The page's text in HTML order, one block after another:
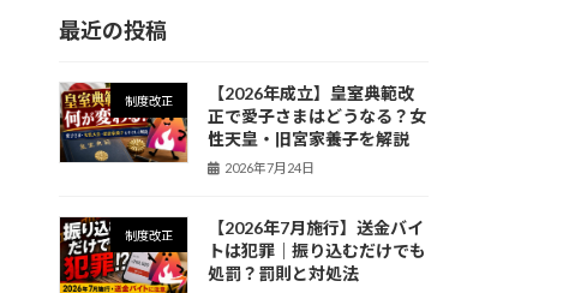
最近の投稿
制度改正
【2026年成立】皇室典範改
正で愛子さまはどうなる？女
性天皇・旧宮家養子を解説
2026年7月24日
制度改正
【2026年7月施行】送金バイ
トは犯罪｜振り込むだけでも
処罰？罰則と対処法